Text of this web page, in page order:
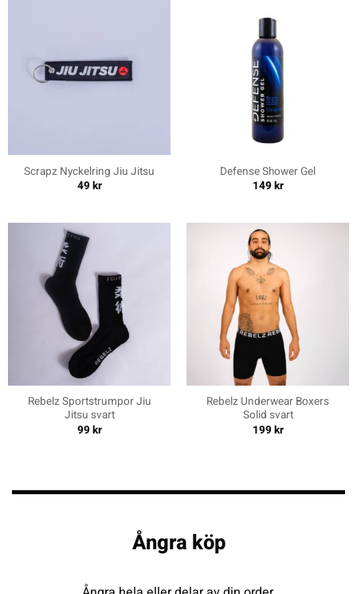
Scrapz Nyckelring Jiu Jitsu
49kr
Defense Shower Gel
149kr
Rebelz Sportstrumpor Jiu
Jitsu svart
99kr
Rebelz Underwear Boxers
Solid svart
199kr
Ångra köp